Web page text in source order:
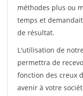
méthodes plus ou
temps et
de résultat.
L'utilisation de
permettra de
fonction des creux
avenir à votre